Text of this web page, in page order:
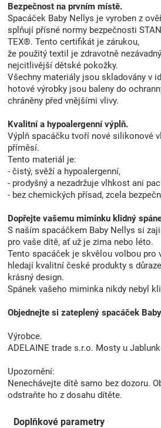
Bezpečnost na prvním místě.
Spacáček Baby Nellys je vyroben z
splňují přísné normy bezpečnosti
TEX®. Tento certifikát je zárukou,
že použitý textil je zdravotně
nejcitlivější dětské pokožky.
Všechny materiály jsou skladovány v
hotové výrobky jsou baleny do
chráněny před vnějšími vlivy.
Kvalitní a hypoalergenní výplň.
Výplň spacáčku tvoří nové silikonové
příměsí.
Tento materiál je:
- čistý, svěží a hypoalergenní,
- prodyšný a nezadržuje vlhkost ani
- bez chemických přísad, zcela
Dopřejte vašemu miminku klidný
S naším spacáčkem Baby Nellys si
pro vaše dítě, ať už je zima nebo léto.
Tento spacáček je skvělou volbou pro
hledají kvalitní české produkty s
krásný design.
Spánek vašeho miminka nikdy nebyl
Objednejte si zateplený spacáček
Výrobce.
ADELAINE trade s.r.o. Mosty u
Upozornění:
Nenechávejte dítě samo bez dozoru.
odstraňte ho z dosahu dítěte.
Doplňkové parametry